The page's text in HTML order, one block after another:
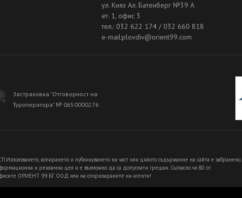
ул. Княз Ал. Батенберг №39 A
ет. 1, офис 3
тел.: 032 622 174 / 032 660 818
e-mail:plovdiv@orient99.com
Застраховка "Отговорност на
Туроператора" № 0650000276
копирането и публикуването на част или цялото съдържание на сайта е забранено.
и рекламна цел и е възможно да са допуснати грешки. Съгласно чл.80 от
ОРИЕНТ 99 БГ ООД или на оторизираните ни агенти!